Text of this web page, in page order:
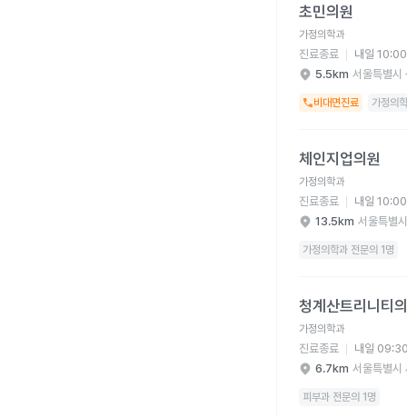
초민의원
가정의학과
진료종료
내일
5.5km 서울특별시
비대면진료 가정의
체인지업의원
가정의학과
진료종료
내일
13.5km 서울특별
가정의학과 전문의 1명
청계산트리니티
가정의학과
진료종료
내일
6.7km 서울특별시
피부과 전문의 1명